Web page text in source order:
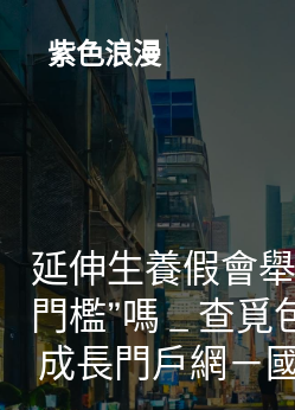
Skip
content紫色浪漫
延伸生養假會
門檻”嗎 _ 查覓
成長門戶網－